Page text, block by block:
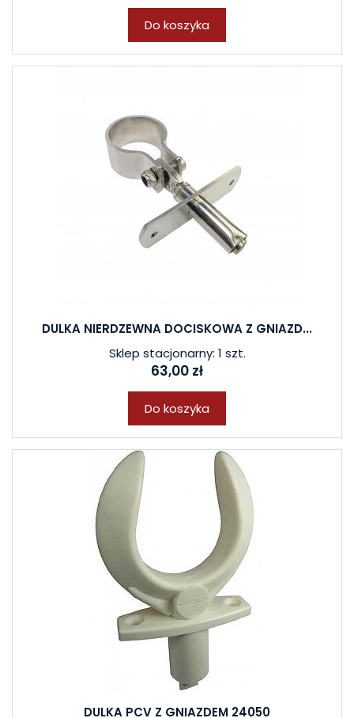
Do koszyka
DULKA NIERDZEWNA DOCISKOWA Z GNIAZD...
Sklep stacjonarny: 1 szt.
63,00 zł
Do koszyka
DULKA PCV Z GNIAZDEM 24050